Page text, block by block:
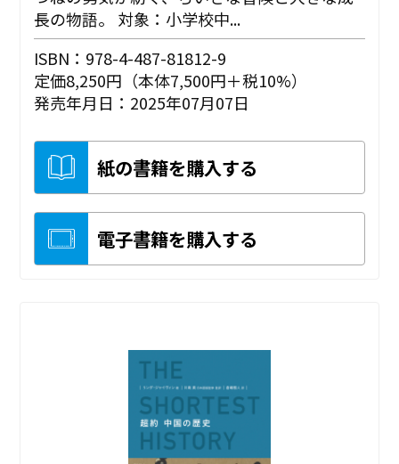
長の物語。 対象：小学校中...
ISBN：978-4-487-81812-9
定価8,250円（本体7,500円＋税10%）
発売年月日：2025年07月07日
紙の書籍を購入する
電子書籍を購入する